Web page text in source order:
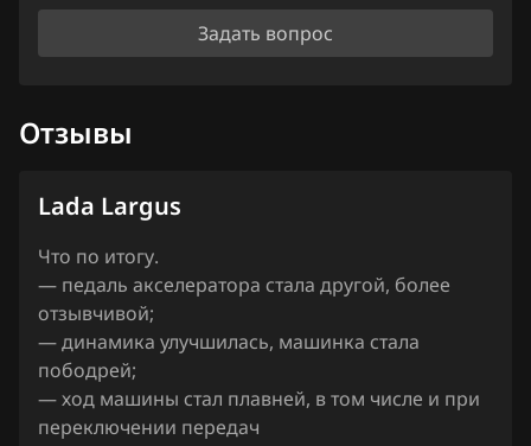
Jaecoo
Jeep
Jetour
Kaiyi
Kia
King Long
Задать вопрос
Отзывы
Lada Largus
Что по итогу.
— педаль акселератора стала другой, более
отзывчивой;
— динамика улучшилась, машинка стала
пободрей;
— ход машины стал плавней, в том числе и при
переключении передач